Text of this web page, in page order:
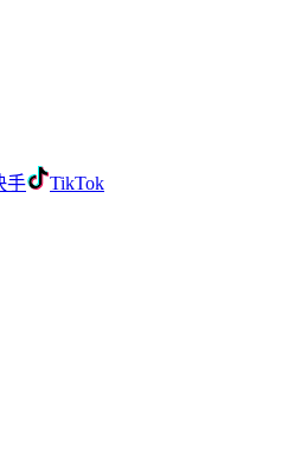
手 TikTok